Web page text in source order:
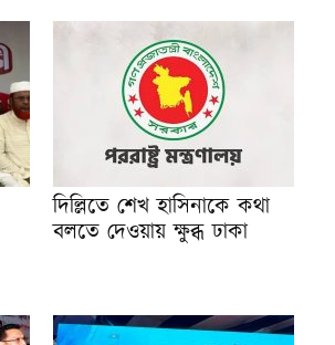
দিল্লিতে শেখ হাসিনাকে কথা
বলতে দেওয়ায় ক্ষুব্ধ ঢাকা